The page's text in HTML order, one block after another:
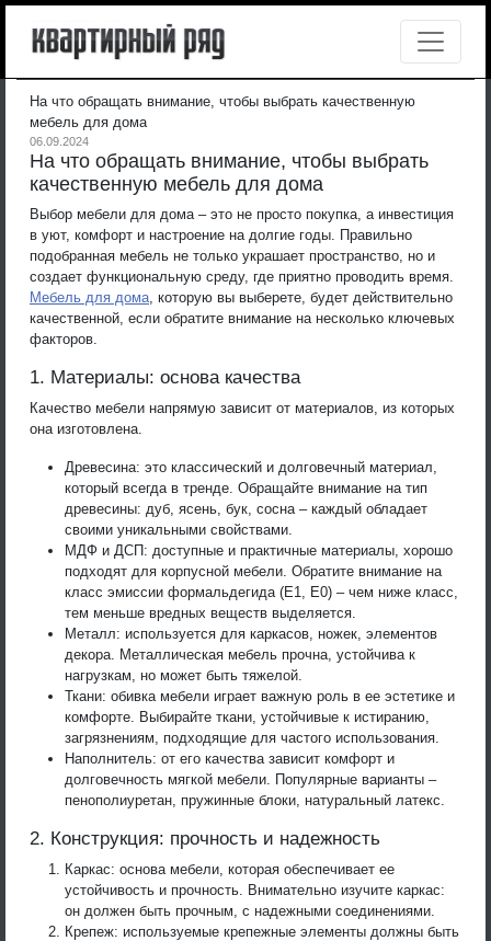
На что обращать внимание, чтобы выбрать качественную
мебель для дома
06.09.2024
На что обращать внимание, чтобы выбрать
качественную мебель для дома
Выбор мебели для дома – это не просто покупка, а инвестиция
в уют, комфорт и настроение на долгие годы. Правильно
подобранная мебель не только украшает пространство, но и
создает функциональную среду, где приятно проводить время.
Мебель для дома , которую вы выберете, будет действительно
качественной, если обратите внимание на несколько ключевых
факторов.
1. Материалы: основа качества
Качество мебели напрямую зависит от материалов, из которых
она изготовлена.
Древесина: это классический и долговечный материал,
который всегда в тренде. Обращайте внимание на тип
древесины: дуб, ясень, бук, сосна – каждый обладает
своими уникальными свойствами.
МДФ и ДСП: доступные и практичные материалы, хорошо
подходят для корпусной мебели. Обратите внимание на
класс эмиссии формальдегида (Е1, Е0) – чем ниже класс,
тем меньше вредных веществ выделяется.
Металл: используется для каркасов, ножек, элементов
декора. Металлическая мебель прочна, устойчива к
нагрузкам, но может быть тяжелой.
Ткани: обивка мебели играет важную роль в ее эстетике и
комфорте. Выбирайте ткани, устойчивые к истиранию,
загрязнениям, подходящие для частого использования.
Наполнитель: от его качества зависит комфорт и
долговечность мягкой мебели. Популярные варианты –
пенополиуретан, пружинные блоки, натуральный латекс.
2. Конструкция: прочность и надежность
Каркас: основа мебели, которая обеспечивает ее
устойчивость и прочность. Внимательно изучите каркас:
он должен быть прочным, с надежными соединениями.
Крепеж: используемые крепежные элементы должны быть